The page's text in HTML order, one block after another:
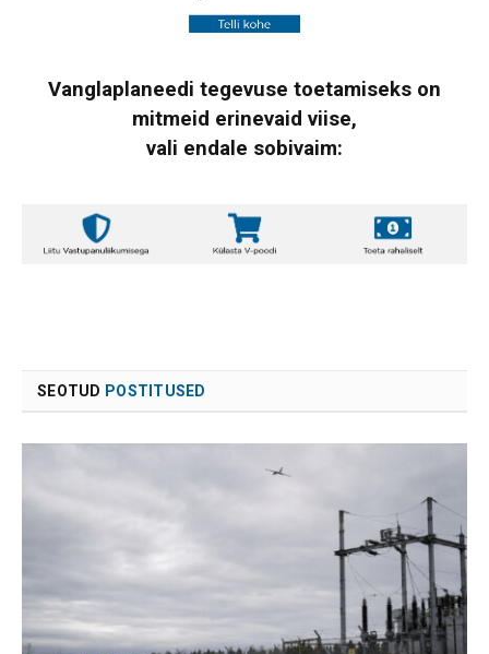
Vanglaplaneedi tegevuse toetamiseks on
mitmeid erinevaid viise,
vali endale sobivaim:
SEOTUD POSTITUSED